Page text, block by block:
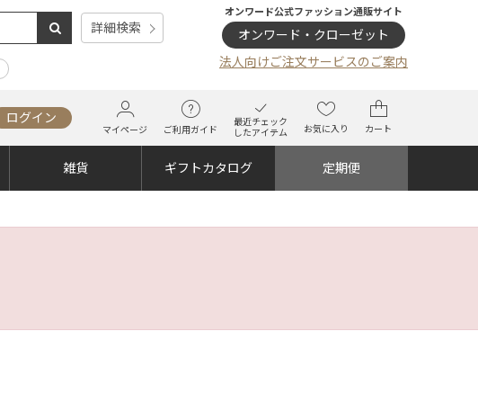
詳細検索
オンワード公式ファッション通販サイト
オンワード・クローゼット
法人向けご注文サービスのご案内
ログイン
マイページ ご利用ガイド
最近チェック
したアイテム
お気に入り カート
雑貨 ギフトカタログ 定期便